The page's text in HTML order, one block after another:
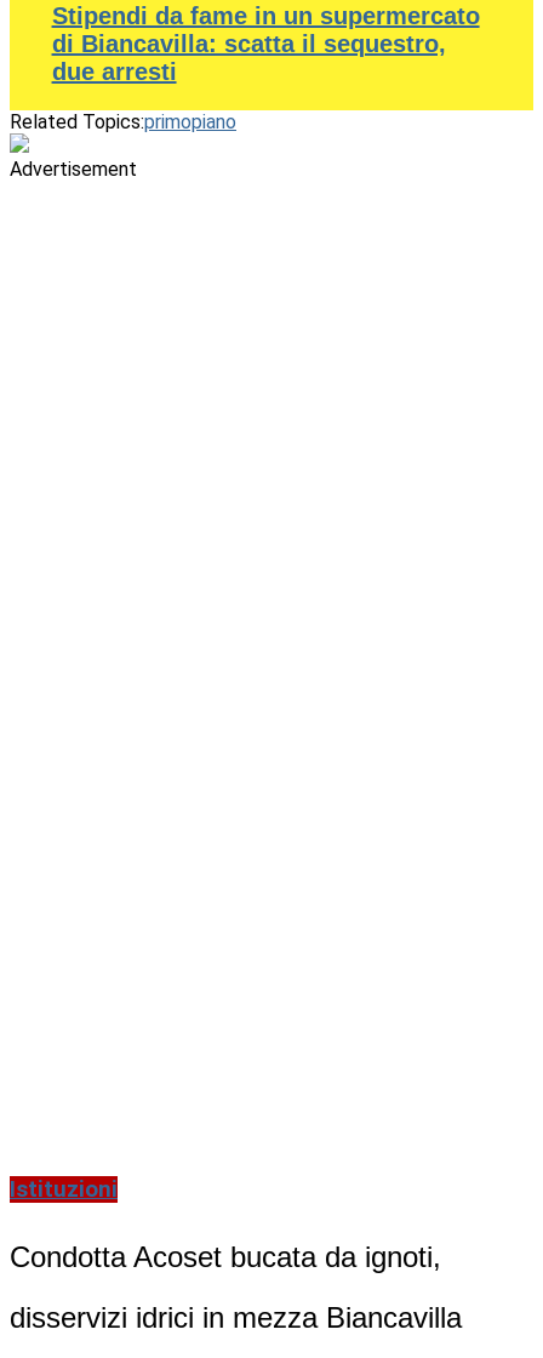
Stipendi da fame in un supermercato
di Biancavilla: scatta il sequestro,
due arresti
Related Topics:primopiano
Advertisement
Istituzioni
Condotta Acoset bucata da ignoti,
disservizi idrici in mezza Biancavilla